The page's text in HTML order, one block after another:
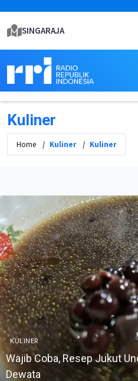
SINGARAJA
Kuliner
Home Kuliner Kuliner
KULINER
Wajib Coba, Resep Jukut
Dewata